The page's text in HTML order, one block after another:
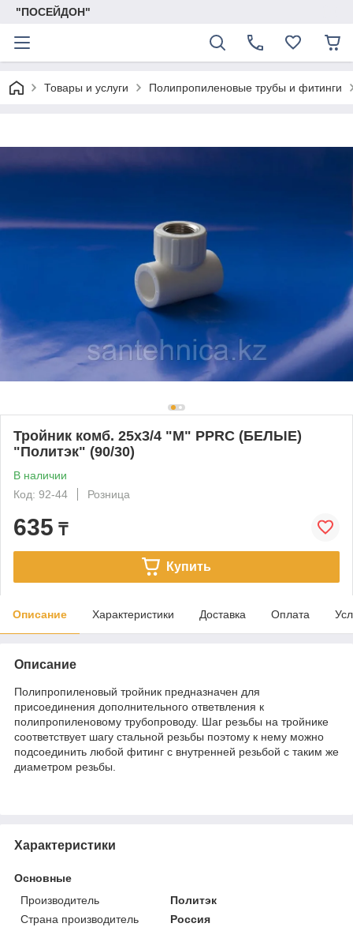
"ПОСЕЙДОН"
Товары и услуги Полипропиленовые трубы и фитинги
Тройник комб. 25х3/4 "М" PPRC (БЕЛЫЕ)
"Политэк" (90/30)
В наличии
Код: 92-44
Розница
635 ₸
Купить
Описание Характеристики Доставка Оплата
Описание
Полипропиленовый тройник предназначен для
присоединения дополнительного ответвления к
полипропиленовому трубопроводу. Шаг резьбы на тройнике
соответствует шагу стальной резьбы поэтому к нему можно
подсоединить любой фитинг с внутренней резьбой с таким же
диаметром резьбы.
Характеристики
Основные
Производитель
Политэк
Страна производитель
Россия